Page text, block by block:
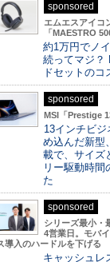
sponsored
エムエスアイコ
「MAESTRO
約1万円でノ
続ってマジ？
ドセットの
sponsored
MSI「Prestige
13インチビ
め込んだ新型
載で、サイズ
リー駆動時間
た
sponsored
シリーズ最小・
4営業日。モバ
導入のハードルを下げる
キャッシュレ